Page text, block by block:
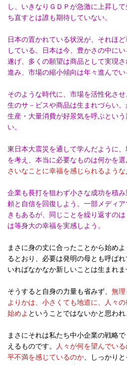
し、いきなりＧＤＰが急激に上昇し
ち直すとは誰も期待していない。
日本の置かれている状況が、それほ
している。日本は今、豊かさの中に
遂げ、多くの願望は商品として実現
進み、市場の縮小傾向は年々進んでい
そのような時代に、市場を活性化さ
生のサ－ビスや商品は生まれづらい
生産・大量消費が好景気を呼ぶとい
い。
東日本大震災を通して学んだように
を考え、本当に必要なものは何かを選
さいなことに幸福を感じられるよう
企業も長打を狙わず小さな成功を積
頼と自信を回復しよう。一部メディ
きもあるが、同じことを繰り返すの
は等身大の幸福を実感しよう。
まさに身の丈に合ったことから始め
るとおり、必要は発明の母とも呼ば
いればなかなか新しいことは生まれま
そうすると自身の力量も省みず、 無理
よりかは、小さくても地道に、人々
始めよ ということではないかと思われ
まさにそれは私たち中小企業の戦略
えるものです。
人々が何を望んでい
平不満を感じているのか、しっかり